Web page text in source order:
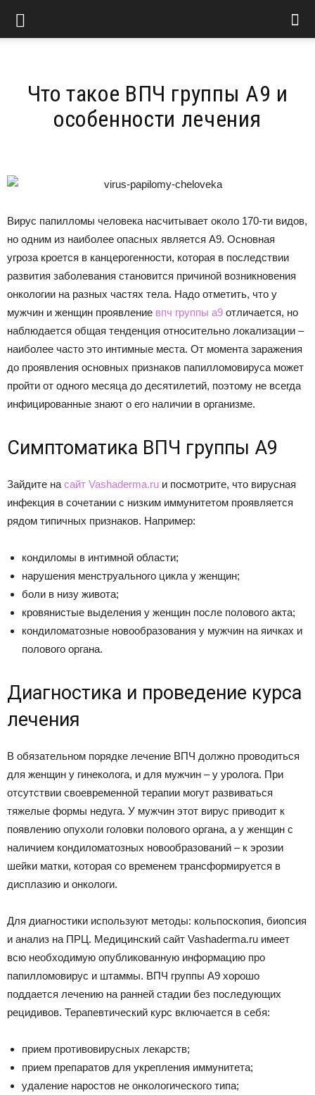
Что такое ВПЧ группы А9 и
особенности лечения
Вирус папилломы человека насчитывает около 170-ти видов,
но одним из наиболее опасных является А9. Основная
угроза кроется в канцерогенности, которая в последствии
развития заболевания становится причиной возникновения
онкологии на разных частях тела. Надо отметить, что у
мужчин и женщин проявление впч группы а9 отличается, но
наблюдается общая тенденция относительно локализации –
наиболее часто это интимные места. От момента заражения
до проявления основных признаков папилломовируса может
пройти от одного месяца до десятилетий, поэтому не всегда
инфицированные знают о его наличии в организме.
Симптоматика ВПЧ группы А9
Зайдите на сайт Vashaderma.ru и посмотрите, что вирусная
инфекция в сочетании с низким иммунитетом проявляется
рядом типичных признаков. Например:
кондиломы в интимной области;
нарушения менструального цикла у женщин;
боли в низу живота;
кровянистые выделения у женщин после полового акта;
кондиломатозные новообразования у мужчин на яичках и
полового органа.
Диагностика и проведение курса
лечения
В обязательном порядке лечение ВПЧ должно проводиться
для женщин у гинеколога, и для мужчин – у уролога. При
отсутствии своевременной терапии могут развиваться
тяжелые формы недуга. У мужчин этот вирус приводит к
появлению опухоли головки полового органа, а у женщин с
наличием кондиломатозных новообразований – к эрозии
шейки матки, которая со временем трансформируется в
дисплазию и онкологи.
Для диагностики используют методы: кольпоскопия, биопсия
и анализ на ПРЦ. Медицинский сайт Vashaderma.ru имеет
всю необходимую опубликованную информацию про
папилломовирус и штаммы. ВПЧ группы А9 хорошо
поддается лечению на ранней стадии без последующих
рецидивов. Терапевтический курс включается в себя:
прием противовирусных лекарств;
прием препаратов для укрепления иммунитета;
удаление наростов не онкологического типа;